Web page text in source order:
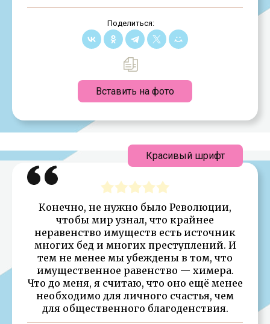
Поделиться:
Вставить на фото
Конечно, не нужно было Революции,
чтобы мир узнал, что крайнее
неравенство имуществ есть источник
многих бед и многих преступлений. И
тем не менее мы убеждены в том, что
имущественное равенство — химера.
Что до меня, я считаю, что оно ещё менее
необходимо для личного счастья, чем
для общественного благоденствия.
Красивый шрифт